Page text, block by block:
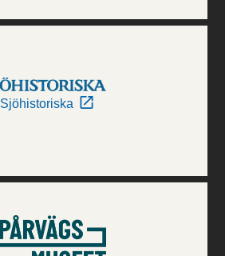
Sjöhistoriska